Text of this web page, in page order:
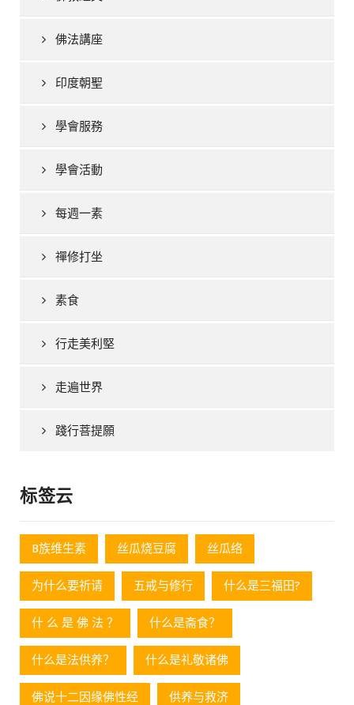
佛法講座
印度朝聖
學會服務
學會活動
每週一素
禪修打坐
素食
行走美利堅
走遍世界
踐行菩提願
标签云
B族维生素 丝瓜烧豆腐 丝瓜络
为什么要祈请 五戒与修行 什么是三福田?
什 么 是 佛 法 ？ 什么是斋食？
什么是法供养？ 什么是礼敬诸佛
佛说十二因缘佛性经 供养与救济